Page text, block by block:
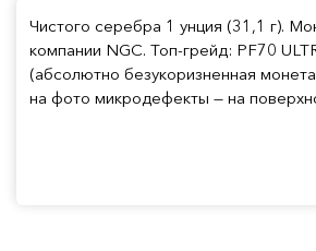
Чистого серебра 1 унция (31,1 г).
компании NGC. Топ-грейд: PF70
(абсолютно безукоризненная
на фото микродефекты — на